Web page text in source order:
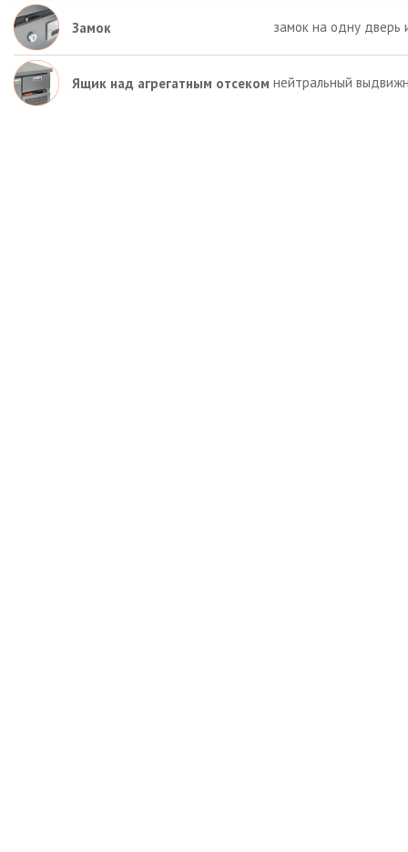
Замок замок на одну дверь
Ящик над агрегатным отсеком нейтральный